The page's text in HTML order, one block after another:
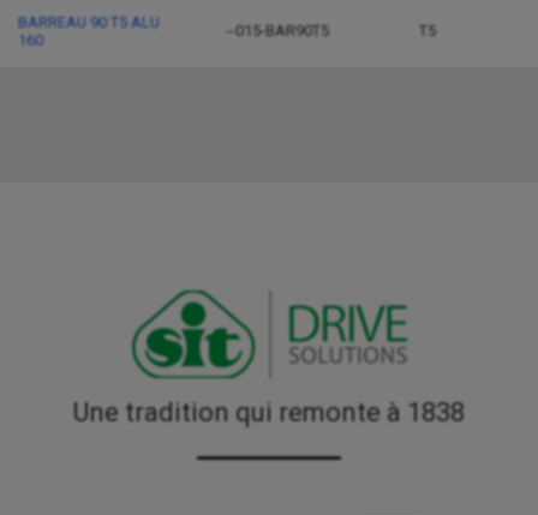
BARREAU 90 T5 ALU
160
--015-BAR90T5 T5
Une tradition qui remonte à 1838